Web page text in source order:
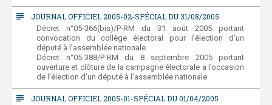
subject JOURNAL OFFICIEL 2005-02-SPÉCIAL DU 31/08/2005
Décret n°05-366(bis)/P-RM du 31 août 2005 portant
convocation du collège électoral pour l’élection d’un
député à l’assemblée nationale
Décret n°05-388/P-RM du 8 septembre 2005 portant
ouverture et clôture de la campagne électorale a l’occasion
de l’élection d’un député à l’assemblée nationale
subject JOURNAL OFFICIEL 2005-01-SPÉCIAL DU 01/04/2005